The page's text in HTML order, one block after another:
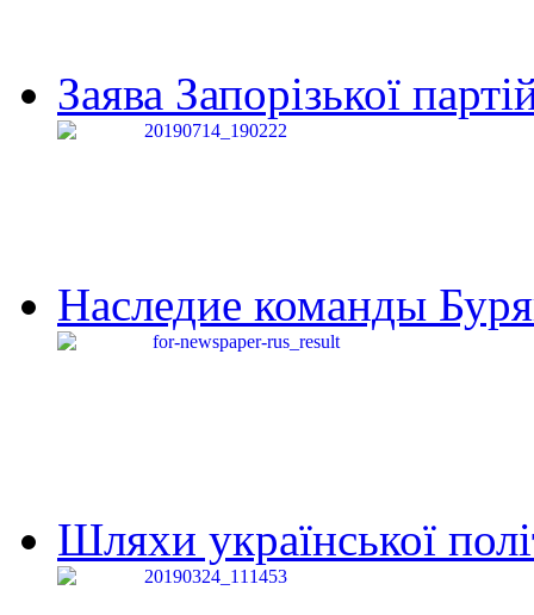
Заява Запорізької
Наследие команды
Шляхи української